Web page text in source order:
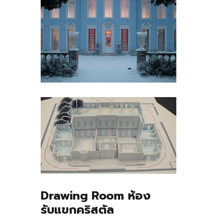
Drawing Room ห้อง
รับแขกคริสตัล